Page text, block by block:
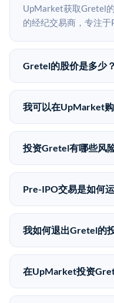
UpMarket获取Gretel
的经纪交易商，专注于
Gretel的股价是多少？
Gretel没有公开股价，
已知股价来自其最近一
不同。
我可以在UpMarket
可以。合格投资者可
upmarket.co创建账户
50,000美元。
自2019年以来已经纪
投资Gretel有哪些风
Pre-IPO投资存在重大
味着没有公开市场可以
可能全部损失的准备
可能大幅波动。投资
Pre-IPO交易是如何
在Pre-IPO交易中，合
股东（如员工、早期投
为FINRA注册的经纪
理合规、文件和结算事
我如何退出Gretel的
Pre-IPO持股主要有两
售给其他买家，或持有
市场条件。任何退出
在UpMarket投资
UpMarket上大多数